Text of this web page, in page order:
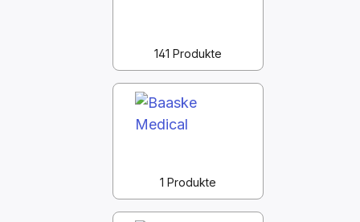
141 Produkte
1 Produkte